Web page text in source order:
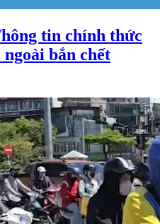
tin chính thức
bắn chết